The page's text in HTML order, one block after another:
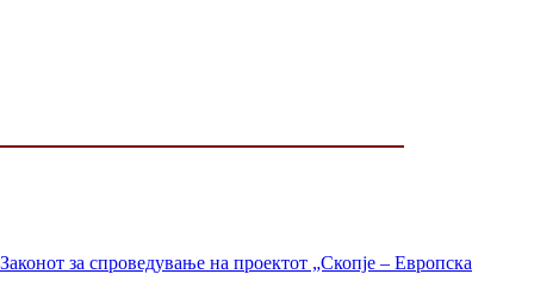
за спроведување на проектот „Скопје – Европска